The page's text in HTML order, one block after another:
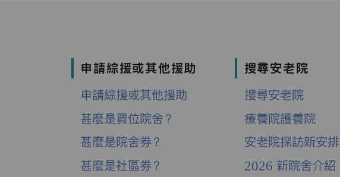
申請綜援或其他援助
申請綜援或其他援助
甚麼是買位院舍？
甚麼是院舍券？
甚麼是社區券？
搜尋安老院
搜尋安老院
療養院護養院
安老院探訪新安排
2026 新院舍介紹